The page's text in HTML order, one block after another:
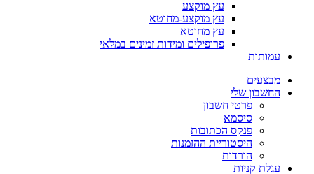
עץ מוקצע
עץ מוקצע-מחוטא
עץ מחוטא
פרופילים ומידות זמינים במלאי
עמותות
מבצעים
החשבון שלי
פרטי חשבון
סיסמא
פנקס הכתובות
היסטוריית ההזמנות
הורדות
עגלת קניות